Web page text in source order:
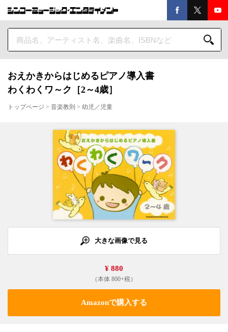
おえかきからはじめるピアノ導入書
わくわくワ～ク［2～4歳］
トップページ > 音楽教則 > 幼児／児童
大きな画像で見る
¥ 880
（本体 800+税）
Amazonで購入する